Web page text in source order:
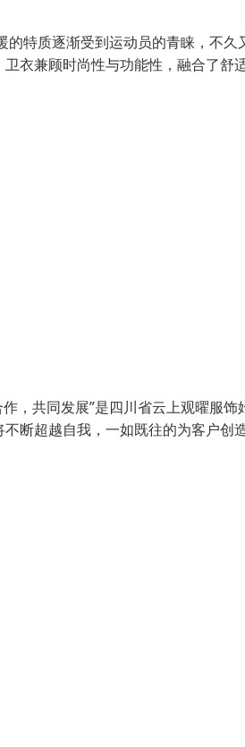
特质逐渐受到运动员的青睐，不久
衣兼顾时尚性与功能性，融合了舒
，共同发展”是四川省云上观曜服饰
断超越自我，一如既往的为客户创